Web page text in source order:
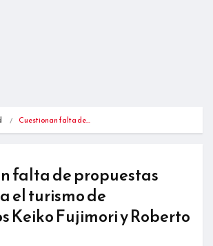
Cuestionan falta de…
falta de propuestas
el turismo de
Keiko Fujimori y Roberto